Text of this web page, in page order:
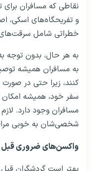
نقاطی که مسافران
و تفریحگاههای اسکی،
خطراتی شامل
به هر حال، بدون توجه
به مسافران همیشه
کنند، زیرا حتی در
سفر خود، همیشه
مسافران وجود دارد.
شخصی‌شان به خوبی
واکسن‌های ضروری قبل